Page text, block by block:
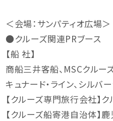
＜会場：サンパティオ広場＞
●クルーズ関連PRブース
【船 社】
商船三井客船、MSCクルーズ
キュナード・ライン、シルバ
【クルーズ専門旅行会社】ク
【クルーズ船寄港自治体】